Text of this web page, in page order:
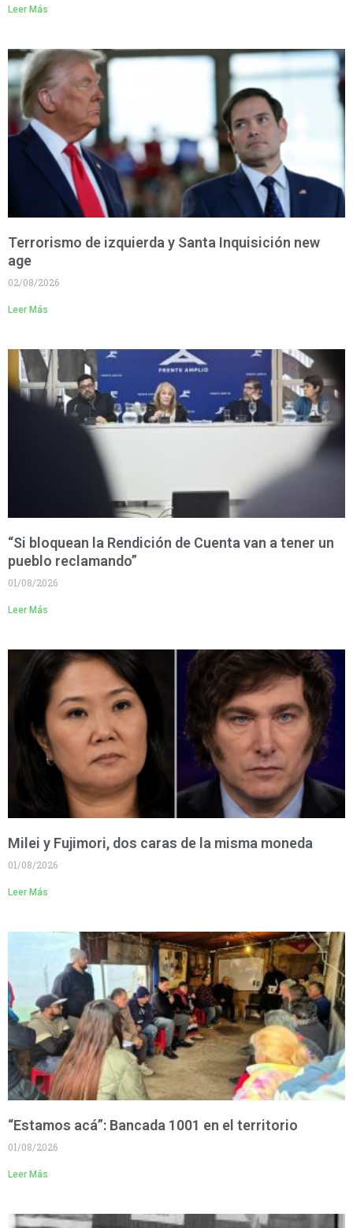
Leer Más
Terrorismo de izquierda y Santa Inquisición new
age
02/08/2026
Leer Más
“Si bloquean la Rendición de Cuenta van a tener un
pueblo reclamando”
01/08/2026
Leer Más
Milei y Fujimori, dos caras de la misma moneda
01/08/2026
Leer Más
“Estamos acá”: Bancada 1001 en el territorio
01/08/2026
Leer Más